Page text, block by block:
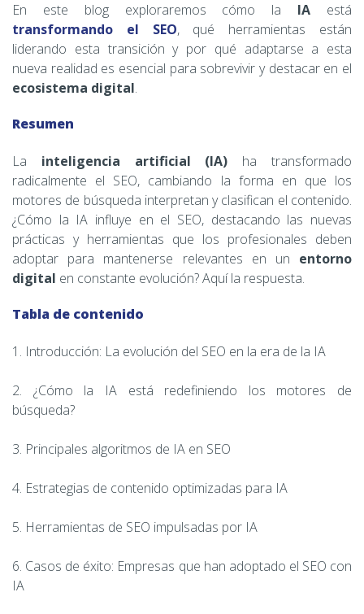
En este blog exploraremos cómo la IA está
transformando el SEO, qué herramientas están
liderando esta transición y por qué adaptarse a esta
nueva realidad es esencial para sobrevivir y destacar en el
ecosistema digital.
Resumen
La inteligencia artificial (IA) ha transformado
radicalmente el SEO, cambiando la forma en que los
motores de búsqueda interpretan y clasifican el contenido.
¿Cómo la IA influye en el SEO, destacando las nuevas
prácticas y herramientas que los profesionales deben
adoptar para mantenerse relevantes en un entorno
digital en constante evolución? Aquí la respuesta.
Tabla de contenido
1. Introducción: La evolución del SEO en la era de la IA
2. ¿Cómo la IA está redefiniendo los motores de
búsqueda?
3. Principales algoritmos de IA en SEO
4. Estrategias de contenido optimizadas para IA
5. Herramientas de SEO impulsadas por IA
6. Casos de éxito: Empresas que han adoptado el SEO con
IA